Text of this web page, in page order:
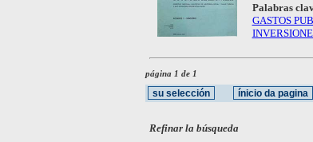
Palabras
GASTOS
página 1 de 1
Refinar la búsqueda